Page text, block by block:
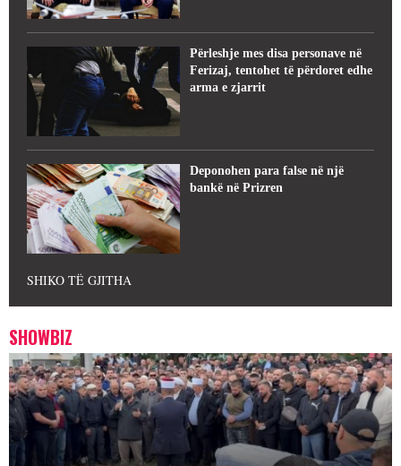
Përleshje mes disa personave në
Ferizaj, tentohet të përdoret edhe
arma e zjarrit
Deponohen para false në një
bankë në Prizren
SHIKO TË GJITHA
SHOWBIZ